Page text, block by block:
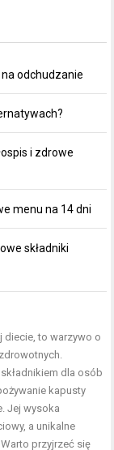
odchudzanie
i zdrowe
menu na 14 dni
składniki
diecie, to warzywo o
dla osób
kapusty
Jej wysoka
a unikalne
przyjrzeć się